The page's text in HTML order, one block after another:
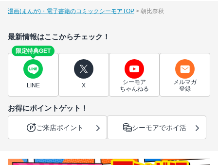
漫画(まんが)・電子書籍のコミックシーモアTOP 朝比奈秋
最新情報はここからチェック！
限定特典GET
LINE X
シーモア
ちゃんねる
メルマガ
登録
お得にポイントゲット！
ご来店ポイント シーモアでポイ活